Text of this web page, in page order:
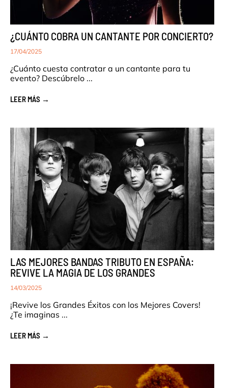
¿CUÁNTO COBRA UN CANTANTE POR CONCIERTO?
17/04/2025
¿Cuánto cuesta contratar a un cantante para tu
evento? Descúbrelo ...
LEER MÁS →
LAS MEJORES BANDAS TRIBUTO EN ESPAÑA:
REVIVE LA MAGIA DE LOS GRANDES
14/03/2025
¡Revive los Grandes Éxitos con los Mejores Covers!
¿Te imaginas ...
LEER MÁS →